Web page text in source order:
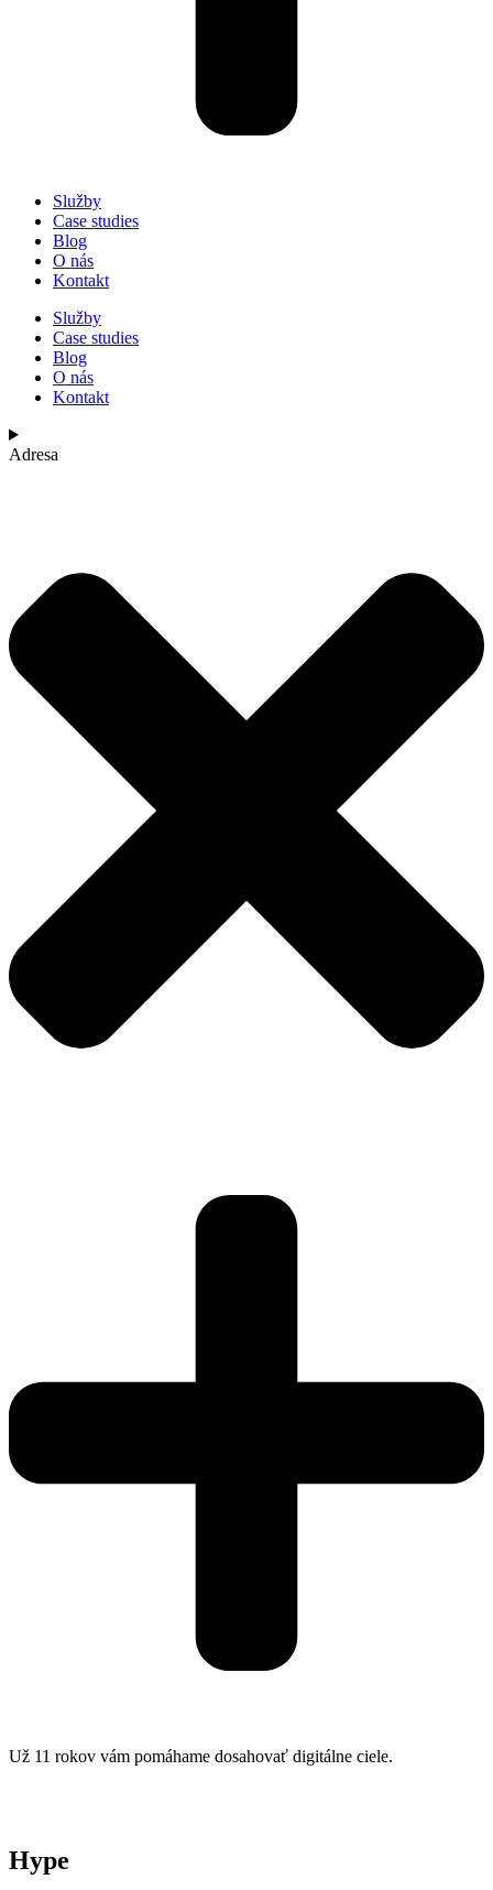
Služby
Case studies
Blog
O nás
Kontakt
Služby
Case studies
Blog
O nás
Kontakt
Adresa
Už 11 rokov vám pomáhame dosahovať digitálne ciele.
Hype